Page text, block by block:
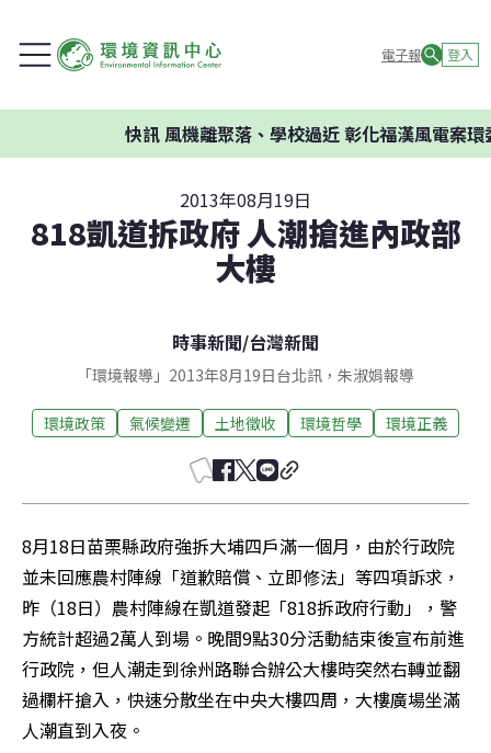
電子報 登入
快訊風機離聚落、學校過近 彰化福漢風電案環委建
2013年08月19日
818凱道拆政府 人潮搶進內政部
大樓
時事新聞/台灣新聞
「環境報導」2013年8月19日台北訊，朱淑娟報導
環境政策 氣候變遷 土地徵收 環境哲學 環境正義
8月18日苗栗縣政府強拆大埔四戶滿一個月，由於行政院
並未回應農村陣線「道歉賠償、立即修法」等四項訴求，
昨（18日）農村陣線在凱道發起「818拆政府行動」，警
方統計超過2萬人到場。晚間9點30分活動結束後宣布前進
行政院，但人潮走到徐州路聯合辦公大樓時突然右轉並翻
過欄杆搶入，快速分散坐在中央大樓四周，大樓廣場坐滿
人潮直到入夜。